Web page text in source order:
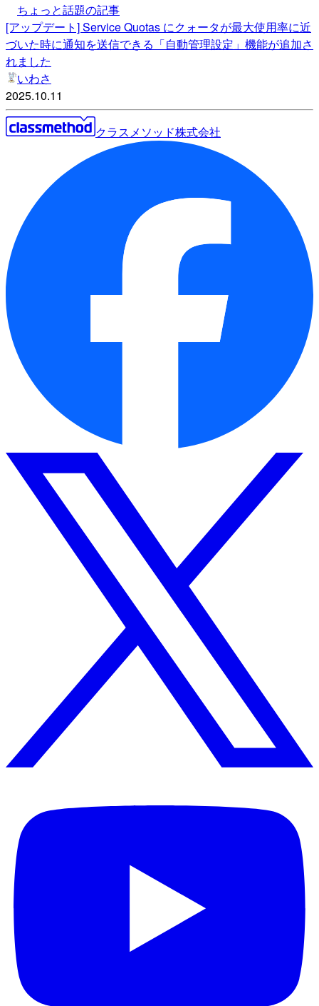
ちょっと話題の記事
[アップデート] Service Quotas にクォータが最大使用率に近
づいた時に通知を送信できる「自動管理設定」機能が追加さ
れました
いわさ
2025.10.11
クラスメソッド株式会社